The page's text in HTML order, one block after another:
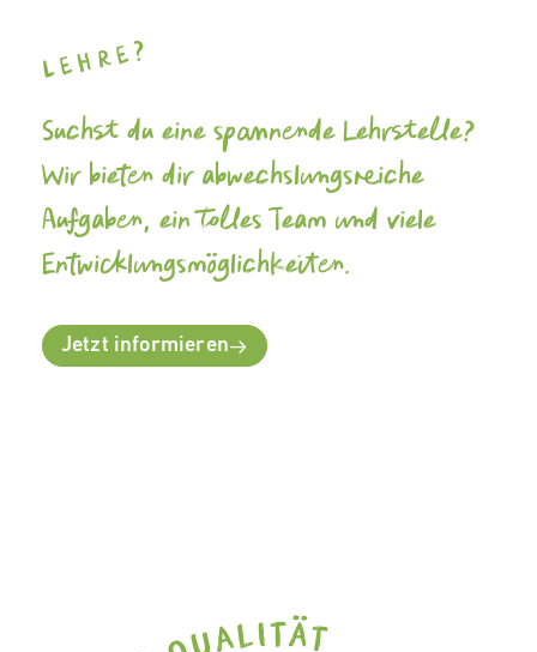
Lehre?
Suchst du eine spannende Lehrstelle?
Wir bieten dir abwechslungsreiche
Aufgaben, ein tolles Team und viele
Entwicklungsmöglichkeiten.
Jetzt informieren